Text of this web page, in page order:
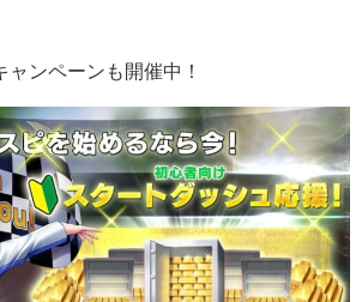
ンペーンも開催中！